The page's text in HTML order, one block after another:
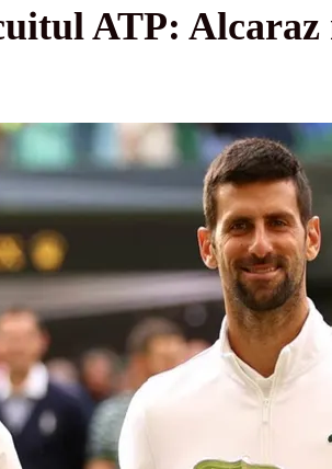
ATP: Alcaraz